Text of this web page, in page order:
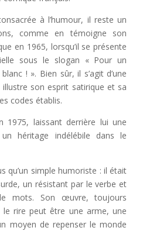
à l’humour, il reste un
comme en témoigne son
en 1965, lorsqu’il se présente
sous le slogan « Pour un
! ». Bien sûr, il s’agit d’une
son esprit satirique et sa
codes établis.
1975, laissant derrière lui une
héritage indélébile dans le
qu’un simple humoriste : il était
un résistant par le verbe et
mots. Son œuvre, toujours
le rire peut être une arme, une
moyen de repenser le monde